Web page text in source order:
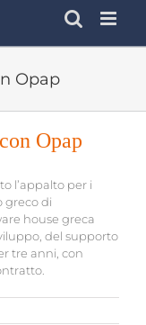
Opap
Opap
l’appalto per i
greco di
house greca
del supporto
tre anni, con